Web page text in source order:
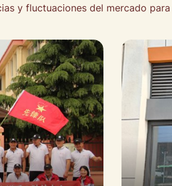
y fluctuaciones del mercado